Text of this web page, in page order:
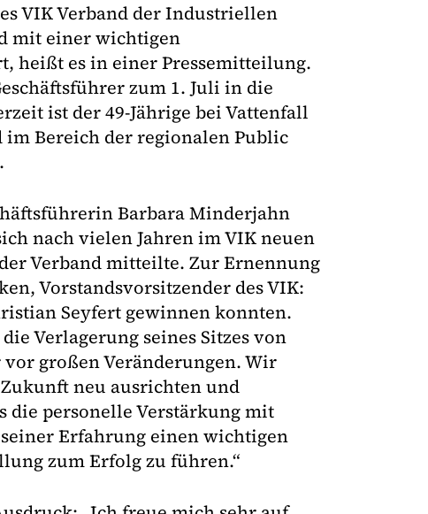
VIK Verband der Industriellen
mit einer wichtigen
heißt es in einer Pressemitteilung.
zum 1. Juli in die
ist der 49-Jährige bei Vattenfall
Bereich der regionalen Public
Barbara Minderjahn
nach vielen Jahren im VIK neuen
Verband mitteilte. Zur Ernennung
Vorstandsvorsitzender des VIK:
Seyfert gewinnen konnten.
Verlagerung seines Sitzes von
großen Veränderungen. Wir
neu ausrichten und
die personelle Verstärkung mit
Erfahrung einen wichtigen
zum Erfolg zu führen.“